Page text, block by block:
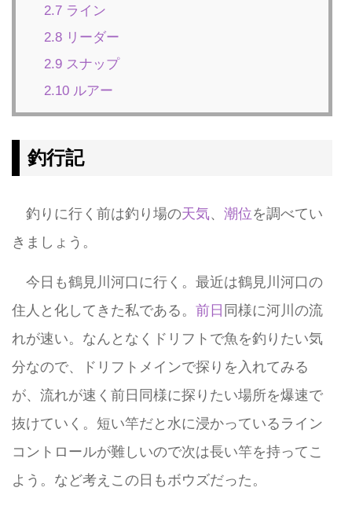
2.7ライン
2.8リーダー
2.9スナップ
2.10ルアー
釣行記
釣りに行く前は釣り場の天気、 潮位を調べてい
きましょう。
今日も鶴見川河口に行く。最近は鶴見川河口の
住人と化してきた私である。 前日 同様に河川の流
れが速い。なんとなくドリフトで魚を釣りたい気
分なので、ドリフトメインで探りを入れてみる
が、流れが速く前日同様に探りたい場所を爆速で
抜けていく。短い竿だと水に浸かっているライン
コントロールが難しいので次は長い竿を持ってこ
よう。など考えこの日もボウズだった。